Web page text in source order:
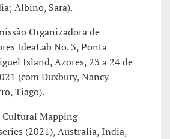
Albino, Sara).
Organizadora de
IdeaLab No. 3, Ponta
Island, Azores, 23 a 24 de
(com Duxbury, Nancy
Tiago).
Cultural Mapping
(2021), Australia, India,